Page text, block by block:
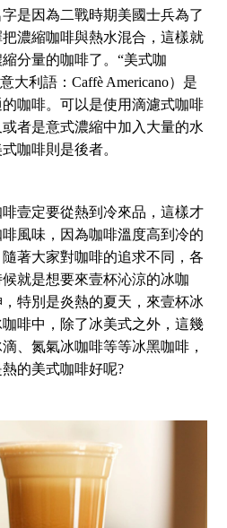
是因為二戰時期美國士兵為了
濃縮咖啡與熱水混合，這樣就
分量的咖啡了。“美式咖
大利語：Caffè Americano）是
咖啡。可以是使用滴濾式咖啡
者是意式濃縮中加入大量的水
咖啡則是後者。
壹定要從熱到冷來品，這樣才
風味，因為咖啡溫度高到冷的
著大家對咖啡的追求不同，各
就是想要來壹杯沁涼的冰咖
特別是炎熱的夏天，來壹杯冰
啡中，除了冰美式之外，這幾
、氮氣冰咖啡等等冰黑咖啡，
的美式咖啡好呢?